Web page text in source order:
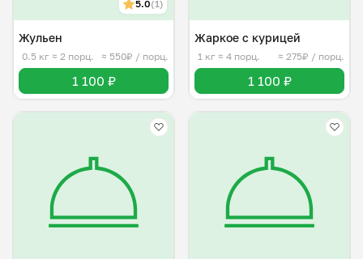
5.0(1)
Жульен
0.5 кг ≈ 2 порц. ≈ 550₽ / порц.
1 100 ₽
Жаркое с курицей
1 кг ≈ 4 порц. ≈ 275₽ / порц.
1 100 ₽